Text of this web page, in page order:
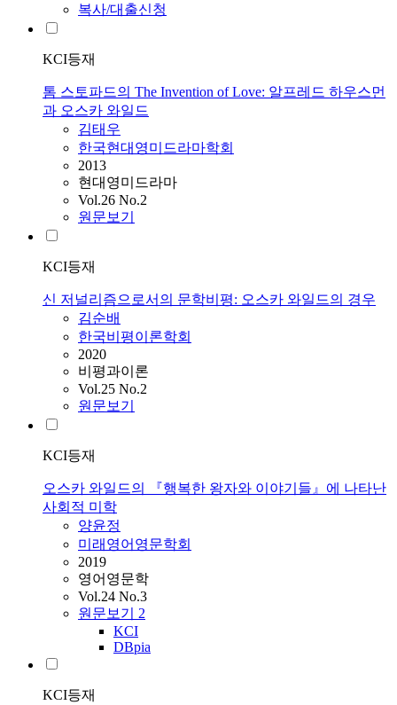
복사/대출신청
KCI등재
톰 스토파드의 The Invention of Love: 알프레드 하우스먼
과 오스카 와일드
김태우
한국현대영미드라마학회
2013
현대영미드라마
Vol.26 No.2
원문보기
KCI등재
신 저널리즘으로서의 문학비평: 오스카 와일드의 경우
김순배
한국비평이론학회
2020
비평과이론
Vol.25 No.2
원문보기
KCI등재
오스카 와일드의 『행복한 왕자와 이야기들』에 나타난
사회적 미학
양윤정
미래영어영문학회
2019
영어영문학
Vol.24 No.3
원문보기 2
KCI
DBpia
KCI등재